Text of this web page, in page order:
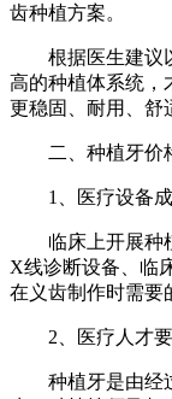
齿种植方案。
根据医生建议以
高的种植体系统，
更稳固、耐用、舒
二、种植牙价格
1、医疗设备
临床上开展种植
X线诊断设备、临
在义齿制作时需要
2、医疗人才
种植牙是由经过